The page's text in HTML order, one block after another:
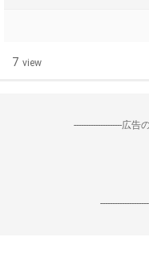
7 view
--------------------広